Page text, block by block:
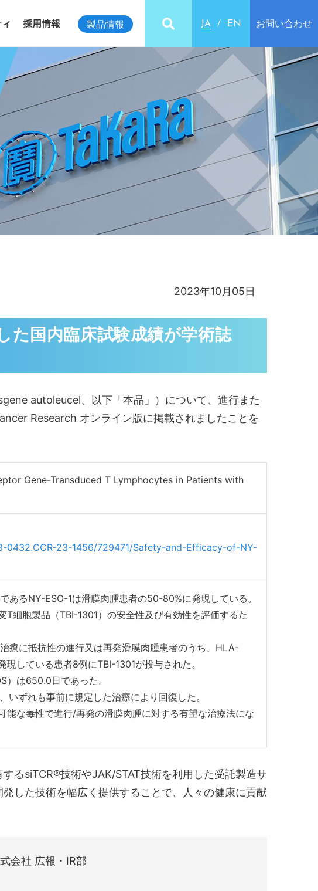
2023年10月05日
た国内臨床試験成績が学術誌
autoleucel、以下「本品」）について、進行また
Research オンライン版に掲載されましたことを
Gene-Transduced T Lymphocytes in Patients with
0432.CCR-23-1456/729471/Safety-and-Efficacy-of-NY-
あるNY-ESO-1は滑膜肉腫患者の50-80%に発現している。
細胞製品（TBI-1301）の安全性及び有効性を評価するた
療に抵抗性の進行又は再発滑膜肉腫患者のうち、HLA-
している患者8例にTBI-1301が投与された。
）は650.0日であった。
いずれも事前に規定した治療により回復した。
能な毒性で進行/再発の滑膜肉腫に対する有望な治療法にな
るsiTCR®技術やJAK/STAT技術を利用した受託製造サ
した技術を幅広く提供することで、人々の健康に貢献
会社 広報・IR部
製品情報 JA EN お問い合わせ
サステナビリティインデックス
採用情報